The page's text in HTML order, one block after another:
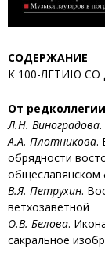
СОДЕРЖАНИЕ
К 100-ЛЕТИЮ
От редколлегии
Л.Н. Виноградова
А.А. Плотникова.
обрядности
общеславянском
В.Я. Петрухин.
ветхозаветной
О.В. Белова.
сакральное